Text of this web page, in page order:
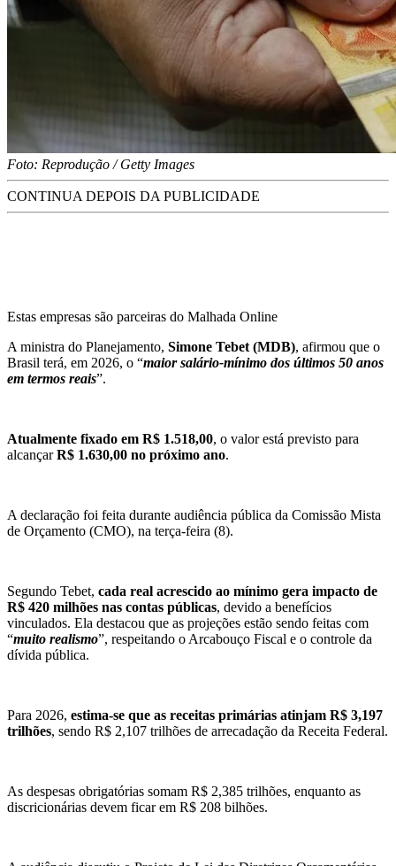
Foto: Reprodução / Getty Images
CONTINUA DEPOIS DA PUBLICIDADE
Estas empresas são parceiras do Malhada Online
A ministra do Planejamento, Simone Tebet (MDB), afirmou que o
Brasil terá, em 2026, o “maior salário-mínimo dos últimos 50 anos
em termos reais”.
Atualmente fixado em R$ 1.518,00, o valor está previsto para
alcançarR$ 1.630,00 no próximo ano.
A declaração foi feita durante audiência pública da Comissão Mista
de Orçamento (CMO), na terça-feira (8).
Segundo Tebet, cada real acrescido ao mínimo gera impacto de
R$ 420 milhões nas contas públicas, devido a benefícios
vinculados. Ela destacou que as projeções estão sendo feitas com
“muito realismo”, respeitando o Arcabouço Fiscal e o controle da
dívida pública.
Para 2026, estima-se que as receitas primárias atinjam R$ 3,197
trilhões, sendo R$ 2,107 trilhões de arrecadação da Receita Federal.
As despesas obrigatórias somam R$ 2,385 trilhões, enquanto as
discricionárias devem ficar em R$ 208 bilhões.